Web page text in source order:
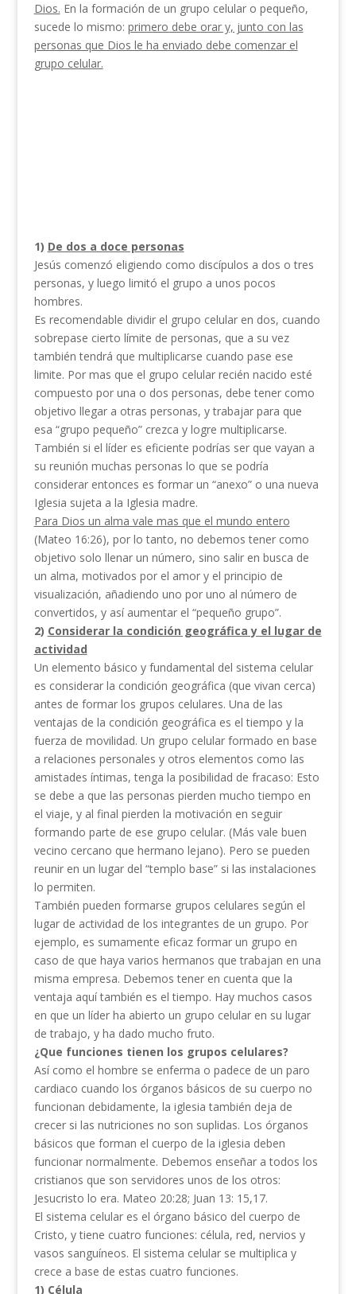
Dios. En la formación de un grupo celular o pequeño,
sucede lo mismo: primero debe orar y, junto con las
personas que Dios le ha enviado debe comenzar el
grupo celular.
1) De dos a doce personas
Jesús comenzó eligiendo como discípulos a dos o tres
personas, y luego limitó el grupo a unos pocos
hombres.
Es recomendable dividir el grupo celular en dos, cuando
sobrepase cierto límite de personas, que a su vez
también tendrá que multiplicarse cuando pase ese
limite. Por mas que el grupo celular recién nacido esté
compuesto por una o dos personas, debe tener como
objetivo llegar a otras personas, y trabajar para que
esa “grupo pequeño” crezca y logre multiplicarse.
También si el líder es eficiente podrías ser que vayan a
su reunión muchas personas lo que se podría
considerar entonces es formar un “anexo” o una nueva
Iglesia sujeta a la Iglesia madre.
Para Dios un alma vale mas que el mundo entero
(Mateo 16:26), por lo tanto, no debemos tener como
objetivo solo llenar un número, sino salir en busca de
un alma, motivados por el amor y el principio de
visualización, añadiendo uno por uno al número de
convertidos, y así aumentar el “pequeño grupo”.
2) Considerar la condición geográfica y el lugar de
actividad
Un elemento básico y fundamental del sistema celular
es considerar la condición geográfica (que vivan cerca)
antes de formar los grupos celulares. Una de las
ventajas de la condición geográfica es el tiempo y la
fuerza de movilidad. Un grupo celular formado en base
a relaciones personales y otros elementos como las
amistades íntimas, tenga la posibilidad de fracaso: Esto
se debe a que las personas pierden mucho tiempo en
el viaje, y al final pierden la motivación en seguir
formando parte de ese grupo celular. (Más vale buen
vecino cercano que hermano lejano). Pero se pueden
reunir en un lugar del “templo base” si las instalaciones
lo permiten.
También pueden formarse grupos celulares según el
lugar de actividad de los integrantes de un grupo. Por
ejemplo, es sumamente eficaz formar un grupo en
caso de que haya varios hermanos que trabajan en una
misma empresa. Debemos tener en cuenta que la
ventaja aquí también es el tiempo. Hay muchos casos
en que un líder ha abierto un grupo celular en su lugar
de trabajo, y ha dado mucho fruto.
¿Que funciones tienen los grupos celulares?
Así como el hombre se enferma o padece de un paro
cardiaco cuando los órganos básicos de su cuerpo no
funcionan debidamente, la iglesia también deja de
crecer si las nutriciones no son suplidas. Los órganos
básicos que forman el cuerpo de la iglesia deben
funcionar normalmente. Debemos enseñar a todos los
cristianos que son servidores unos de los otros:
Jesucristo lo era. Mateo 20:28; Juan 13: 15,17.
El sistema celular es el órgano básico del cuerpo de
Cristo, y tiene cuatro funciones: célula, red, nervios y
vasos sanguíneos. El sistema celular se multiplica y
crece a base de estas cuatro funciones.
1) Célula